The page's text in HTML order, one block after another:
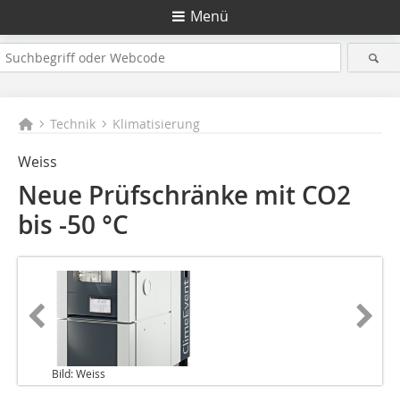
Menü
Technik Klimatisierung
Weiss
Neue Prüfschränke mit CO2
bis -50 °C
Bild: Weiss